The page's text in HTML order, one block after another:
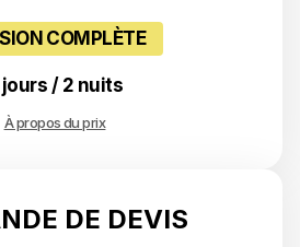
COMPLÈTE
/ 2 nuits
À propos du prix
DE DEVIS